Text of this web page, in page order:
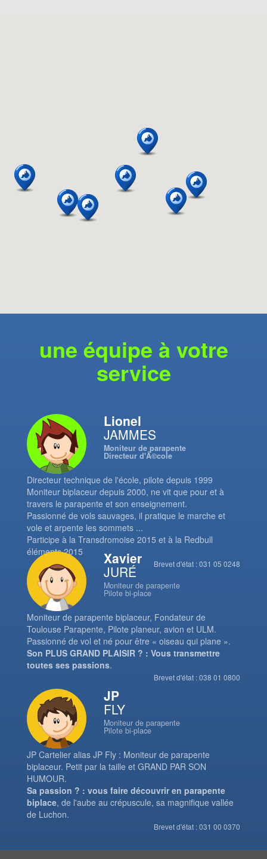
une équipe à votre
service
Lionel
JAMMES
Moniteur de parapente
Directeur d'Ã©cole
Directeur technique de l'école, pilote depuis 1999
Moniteur biplaceur depuis 2000, ne vit que pour et à
travers le parapente et son enseignement.
Passionné de vols sauvages, il pratique le marche et
vole et arpente les sommets ...
Participe à la Transdromoise 2015 et à la Redbull
éléments 2015
Brevet d'état : 031 05 0248
Xavier
JURÉ
Moniteur de parapente
Pilote bi-place
Moniteur de parapente biplaceur, Fondateur de
Toulouse Parapente, Pilote planeur, avion et ULM.
Passionné de vol et né pour être « oiseau qui plane ».
Son PLUS GRAND PLAISIR ? : Vous transmettre
toutes ses passions.
Brevet d'état : 038 01 0800
JP
FLY
Moniteur de parapente
Pilote bi-place
JP Cartelier alias JP Fly : Moniteur de parapente
biplaceur. Petit par la taille et GRAND PAR SON
HUMOUR.
Sa passion ? : vous faire découvrir en parapente
biplace, de l'aube au crépuscule, sa magnifique vallée
de Luchon.
Brevet d'état : 031 00 0370